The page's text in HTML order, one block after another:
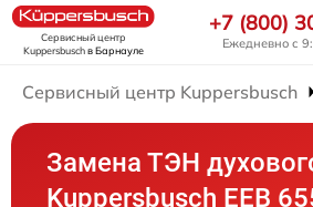
Сервисный центр
Kuppersbuschв Барнауле
+7 (800)
Ежедневно с
Сервисный центр Kuppersbusch
Замена ТЭН
Kuppersbusch EEB